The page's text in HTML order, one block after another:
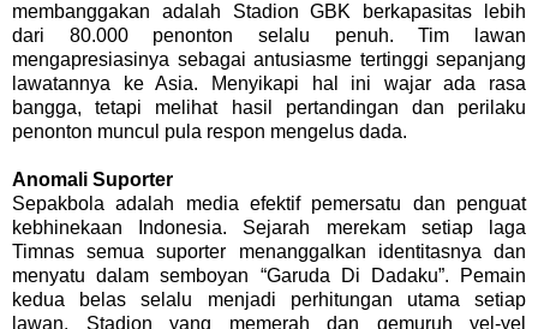
membanggakan adalah Stadion GBK berkapasitas lebih
dari 80.000 penonton selalu penuh. Tim lawan
mengapresiasinya sebagai antusiasme tertinggi sepanjang
lawatannya ke Asia. Menyikapi hal ini wajar ada rasa
bangga, tetapi melihat hasil pertandingan dan perilaku
penonton muncul pula respon mengelus dada.
Anomali Suporter
Sepakbola adalah media efektif pemersatu dan penguat
kebhinekaan Indonesia. Sejarah merekam setiap laga
Timnas semua suporter menanggalkan identitasnya dan
menyatu dalam semboyan “Garuda Di Dadaku”. Pemain
kedua belas selalu menjadi perhitungan utama setiap
lawan. Stadion yang memerah dan gemuruh yel-yel